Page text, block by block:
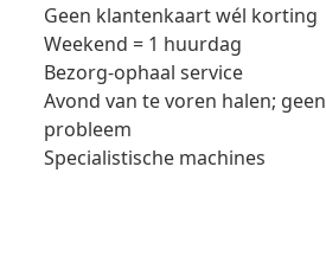
Geen klantenkaart wél korting
Weekend = 1 huurdag
Bezorg-ophaal service
Avond van te voren halen; geen
probleem
Specialistische machines